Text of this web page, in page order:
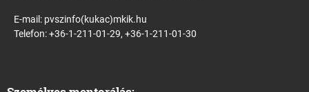
E-mail: pvszinfo(kukac)mkik.hu
Telefon: +36-1-211-01-29, +36-1-211-01-30